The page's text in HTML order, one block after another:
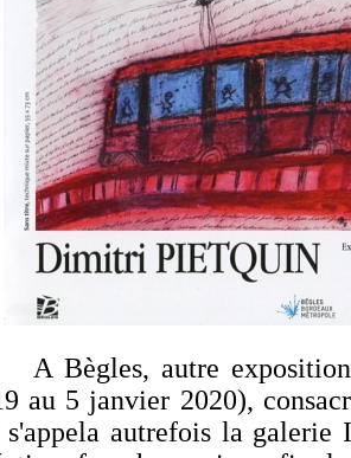
Bègles, autre exposition
au 5 janvier 2020),
s'appela autrefois la galerie